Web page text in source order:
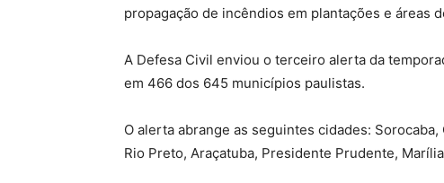
propagação de incêndios em plantações e áreas
A Defesa Civil enviou o terceiro alerta da
em 466 dos 645 municípios paulistas.
O alerta abrange as seguintes cidades:
Rio Preto, Araçatuba, Presidente Prudente,